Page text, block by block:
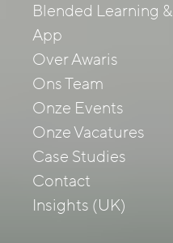
Blended Learning &
App
Over Awaris
Ons Team
Onze Events
Onze Vacatures
Case Studies
Contact
Insights (UK)